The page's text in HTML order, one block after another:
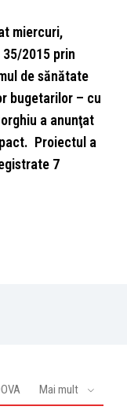
miercuri,
2015 prin
de sănătate
bugetarilor – cu
a anunţat
Proiectul a
7
Mai mult